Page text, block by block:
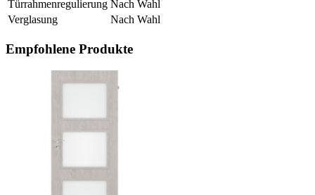
Türrahmenregulierung Nach Wahl
Verglasung
Nach Wahl
Empfohlene Produkte